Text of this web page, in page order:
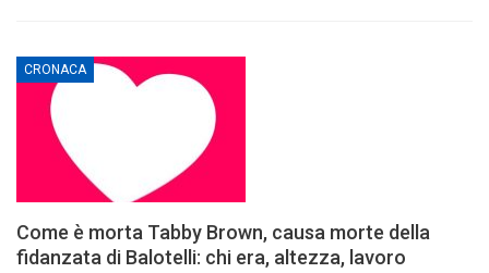
CRONACA
Come è morta Tabby Brown, causa morte della
fidanzata di Balotelli: chi era, altezza, lavoro